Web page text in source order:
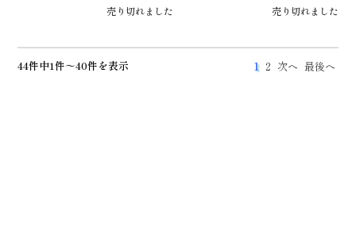
売り切れました 売り切れました
44件中1件～40件を表示 1 2 次へ 最後へ